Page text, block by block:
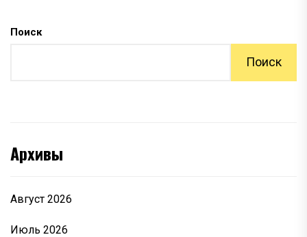
Поиск
Поиск
Архивы
Август 2026
Июль 2026